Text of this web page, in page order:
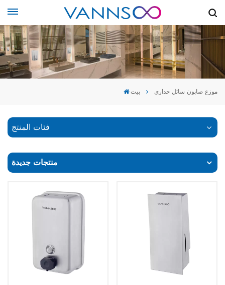
بيت موزع صابون سائل جداري
فئات المنتج
منتجات جديدة